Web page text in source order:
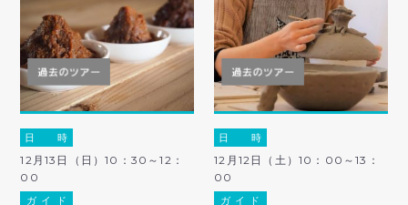
日 時
12月13日（日）10：30～12：
00
ガ イ ド
日 時
12月12日（土）10：00～13：
00
ガ イ ド